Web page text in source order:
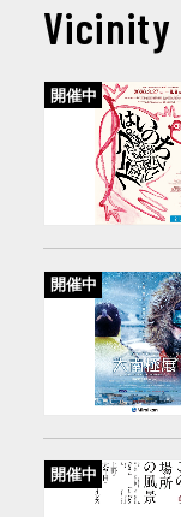
Vicinity
開催中
開催中
開催中